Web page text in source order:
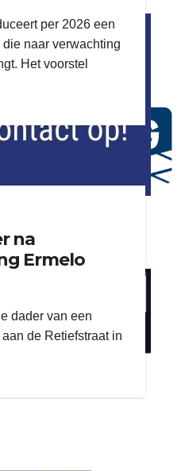
per 2026 een
naar verwachting
Het voorstel
na
Ermelo
dader van een
de Retiefstraat in